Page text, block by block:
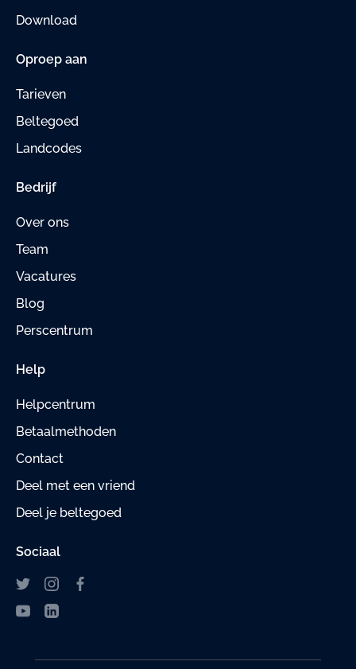
Download
Oproep aan
Tarieven
Beltegoed
Landcodes
Bedrijf
Over ons
Team
Vacatures
Blog
Perscentrum
Help
Helpcentrum
Betaalmethoden
Contact
Deel met een vriend
Deel je beltegoed
Sociaal